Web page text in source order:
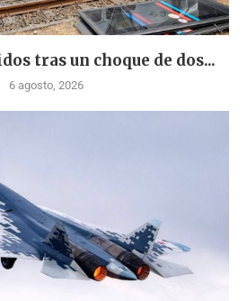
tras un choque de dos...
6 agosto, 2026